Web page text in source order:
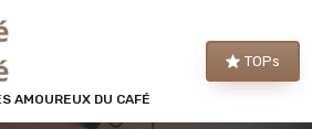
AMOUREUX DU CAFÉ
TOPs
×
CAFÉ OU CAFÉ
cookies